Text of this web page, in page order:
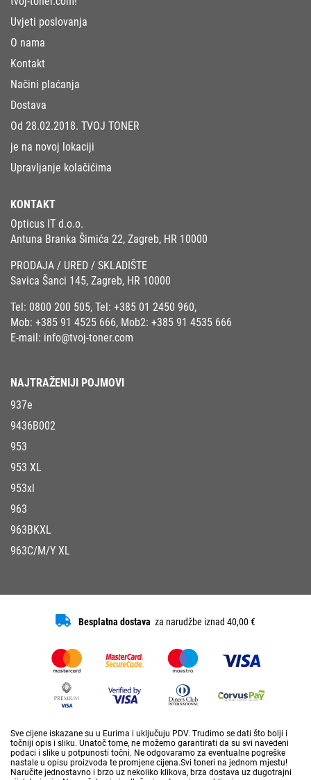
Uvjeti poslovanja
O nama
Kontakt
Načini plaćanja
Dostava
Od 28.02.2018. TVOJ TONER
je na novoj lokaciji
Upravljanje kolačićima
KONTAKT
Opticus IT d.o.o.
Antuna Branka Šimića 22, Zagreb, HR 10000
PRODAJA / URED / SKLADIŠTE
Savica Šanci 145, Zagreb, HR 10000
Tel: 0800 200 505, Tel: +385 01 2450 960,
Mob: +385 91 4525 666, Mob2: +385 91 4535 666
E-mail: info@tvoj-toner.com
NAJTRAŽENIJI POJMOVI
937e
9436B002
953
953 XL
953xl
963
963BKXL
963C/M/Y XL
Besplatna dostava za narudžbe iznad 40,00 €
Sve cijene iskazane su u Eurima i uključuju PDV. Trudimo se dati što bolji i
točniji opis i sliku. Unatoč tome, ne možemo garantirati da su svi navedeni
podaci i slike u potpunosti točni. Ne odgovaramo za eventualne pogreške
nastale u opisu proizvoda te promjene cijena.Svi toneri na jednom mjestu!
Naručite jednostavno i brzo uz nekoliko klikova, brza dostava uz dugotrajni